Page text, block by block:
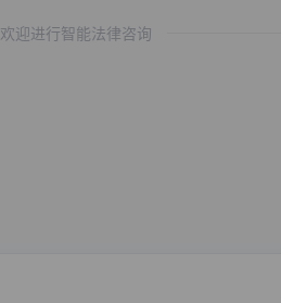
欢迎进行智能法律咨询